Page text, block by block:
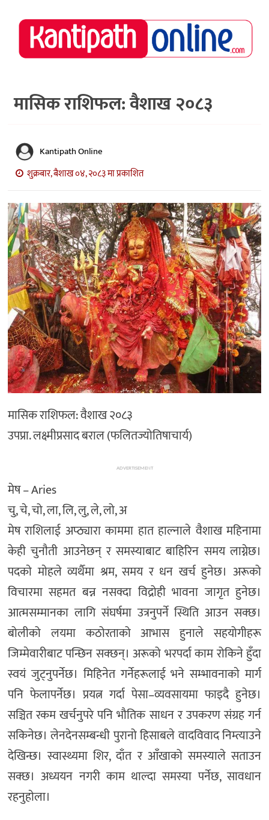
राष्ट्रिय
समाचार
नेपाल
पर्यटन
मनोरञ्जन
खेलकुद
अन्तर्वार्ता/
विचार
अन्तर्राष्ट्रिय/
प्रवास
भिडियो
राशिफल
English
मासिक राशिफल: वैशाख २०८३
Kantipath Online
शुक्रबार, बैशाख ०४, २०८३ मा प्रकाशित
मासिक राशिफल: वैशाख २०८३
उपप्रा. लक्ष्मीप्रसाद बराल (फलितज्योतिषाचार्य)
ADVERTISEMENT
मेष – Aries
चु, चे, चो, ला, लि, लु, ले, लो, अ
मेष राशिलाई अप्ठ्यारा काममा हात हाल्नाले वैशाख महिनामा
केही चुनाैती आउनेछन् र समस्याबाट बाहिरिन समय लाग्नेछ।
पदकाे माेहले व्यर्थैमा श्रम, समय र धन खर्च हुनेछ। अरूको
विचारमा सहमत बन्न नसक्दा विद्रोही भावना जागृत हुनेछ।
आत्मसम्मानका लागि संघर्षमा उत्रनुपर्ने स्थिति आउन सक्छ।
बोलीको लयमा कठोरताको आभास हुनाले सहयोगीहरू
जिम्मेवारीबाट पन्छिन सक्छन्। अरूको भरपर्दा काम रोकिने हुँदा
स्वयं जुट्नुपर्नेछ। मिहिनेत गर्नेहरूलाई भने सम्भावनाकाे मार्ग
पनि फेलापर्नेछ। प्रयत्न गर्दा पेसा–व्यवसायमा फाइदै हुनेछ।
सञ्चित रकम खर्चनुपरे पनि भौतिक साधन र उपकरण संग्रह गर्न
सकिनेछ। लेनदेनसम्बन्धी पुरानो हिसाबले वादविवाद निम्त्याउने
देखिन्छ। स्वास्थ्यमा शिर, दाँत र आँखाको समस्याले सताउन
सक्छ। अध्ययन नगरी काम थाल्दा समस्या पर्नेछ, सावधान
रहनुहाेला।